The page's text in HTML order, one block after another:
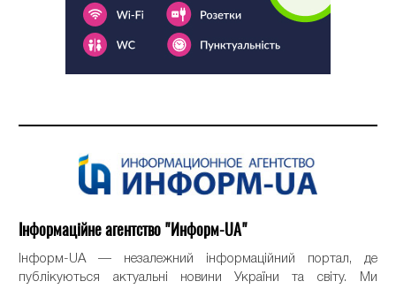
Інформаційне агентство "Информ-UA"
Інформ-UA — незалежний інформаційний портал, де
публікуються актуальні новини України та світу. Ми